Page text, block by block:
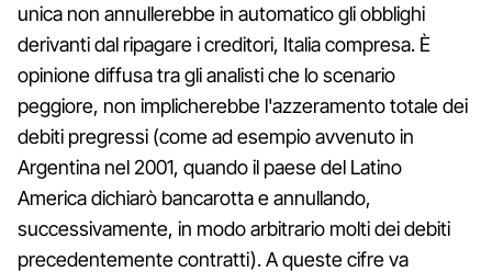
unica non annullerebbe in automatico gli obblighi
derivanti dal ripagare i creditori, Italia compresa. È
opinione diffusa tra gli analisti che lo scenario
peggiore, non implicherebbe l'azzeramento totale dei
debiti pregressi (come ad esempio avvenuto in
Argentina nel 2001, quando il paese del Latino
America dichiarò bancarotta e annullando,
successivamente, in modo arbitrario molti dei debiti
precedentemente contratti). A queste cifre va